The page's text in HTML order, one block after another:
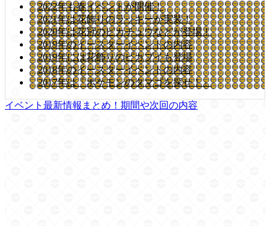
2022年も春イベントが開催！
2021年は花飾りのラッキーが実装！
2020年は花冠のピカチュウなどが登場！
2019年のイースターイベントの内容
2019年には花飾りのピカブイも登場
2018年のイースターイベントの内容
2017年は「ポケモンのタマゴを探せ！」
イベント最新情報まとめ！期間や次回の内容